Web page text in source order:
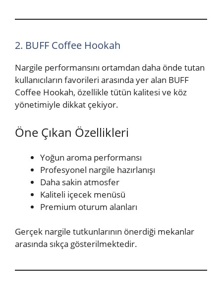
2. BUFF Coffee Hookah
Nargile performansını ortamdan daha önde tutan
kullanıcıların favorileri arasında yer alan BUFF
Coffee Hookah, özellikle tütün kalitesi ve köz
yönetimiyle dikkat çekiyor.
Öne Çıkan Özellikleri
Yoğun aroma performansı
Profesyonel nargile hazırlanışı
Daha sakin atmosfer
Kaliteli içecek menüsü
Premium oturum alanları
Gerçek nargile tutkunlarının önerdiği mekanlar
arasında sıkça gösterilmektedir.